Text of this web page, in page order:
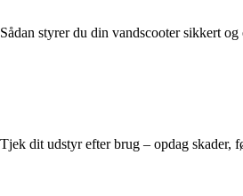
Sådan styrer du din vandscooter sikkert
Tjek dit udstyr efter brug – opdag skader,